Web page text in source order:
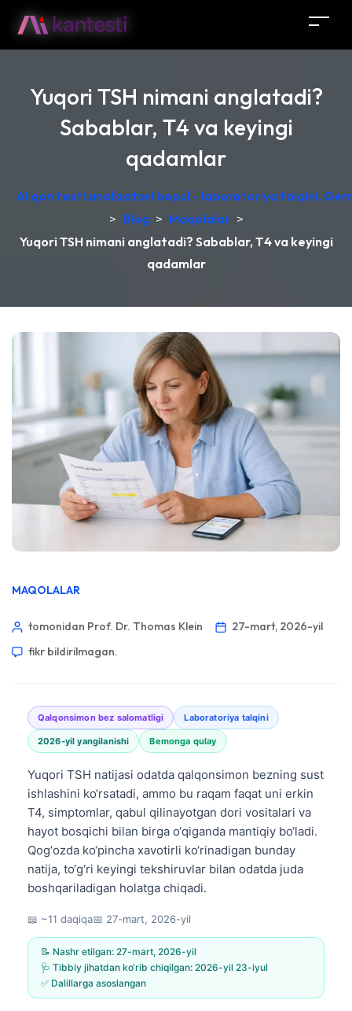
Yuqori TSH nimani anglatadi?
Sabablar, T4 va keyingi
qadamlar
AI qon testi analizatori bepul - laboratoriya talqini,
> Blog > Maqolalar >
Yuqori TSH nimani anglatadi? Sabablar, T4 va keyingi
qadamlar
MAQOLALAR
tomonidan Prof. Dr. Thomas Klein
27-mart, 2026-yil
fikr bildirilmagan.
Qalqonsimon bez salomatligi Laboratoriya talqini
2026-yil yangilanishi Bemonga qulay
Yuqori TSH natijasi odatda qalqonsimon bezning sust
ishlashini ko‘rsatadi, ammo bu raqam faqat uni erkin
T4, simptomlar, qabul qilinayotgan dori vositalari va
hayot bosqichi bilan birga o‘qiganda mantiqiy bo‘ladi.
Qog‘ozda ko‘pincha xavotirli ko‘rinadigan bunday
natija, to‘g‘ri keyingi tekshiruvlar bilan odatda juda
boshqariladigan holatga chiqadi.
📖 ~11 daqiqa📅 27-mart, 2026-yil
📝 Nashr etilgan: 27-mart, 2026-yil
🩺 Tibbiy jihatdan ko‘rib chiqilgan: 2026-yil 23-iyul
✅ Dalillarga asoslangan